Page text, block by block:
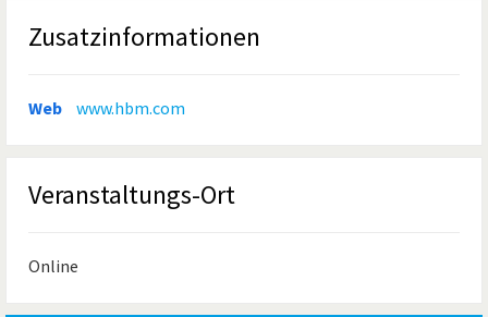
Zusatzinformationen
Web www.hbm.com
Veranstaltungs-Ort
Online